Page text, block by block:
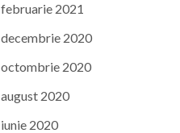
februarie 2021
decembrie 2020
octombrie 2020
august 2020
iunie 2020